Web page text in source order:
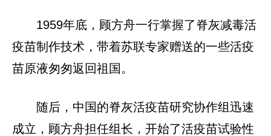
1959年底，顾方舟一行掌握了脊灰减毒活
疫苗制作技术，带着苏联专家赠送的一些活疫
苗原液匆匆返回祖国。
随后，中国的脊灰活疫苗研究协作组迅速
成立，顾方舟担任组长，开始了活疫苗试验性